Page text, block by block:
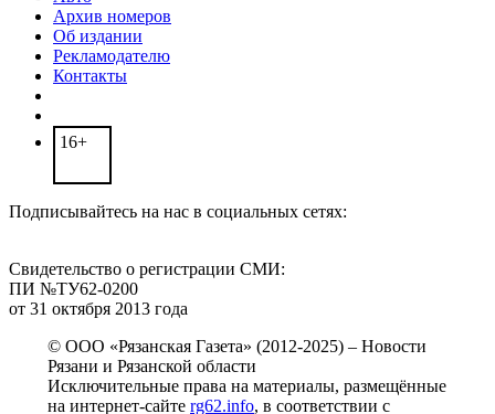
Архив номеров
Об издании
Рекламодателю
Контакты
16+
Подписывайтесь на нас в социальных сетях:
Свидетельство о регистрации СМИ:
ПИ №ТУ62-0200
от 31 октября 2013 года
© ООО «Рязанская Газета» (2012-2025) – Новости
Рязани и Рязанской области
Исключительные права на материалы, размещённые
на интернет-сайте rg62.info, в соответствии с